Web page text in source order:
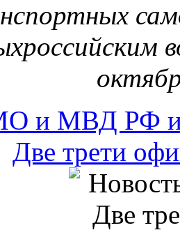
и МВД РФ
Две трети